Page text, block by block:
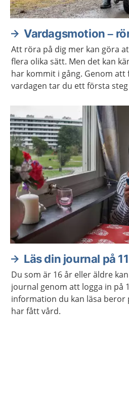
Vardagsmotion –
Att röra på dig mer kan göra
flera olika sätt. Men det kan
har kommit i gång. Genom att
vardagen tar du ett första
Läs din journal på
Du som är 16 år eller äldre
journal genom att logga in på
information du kan läsa beror
har fått vård.